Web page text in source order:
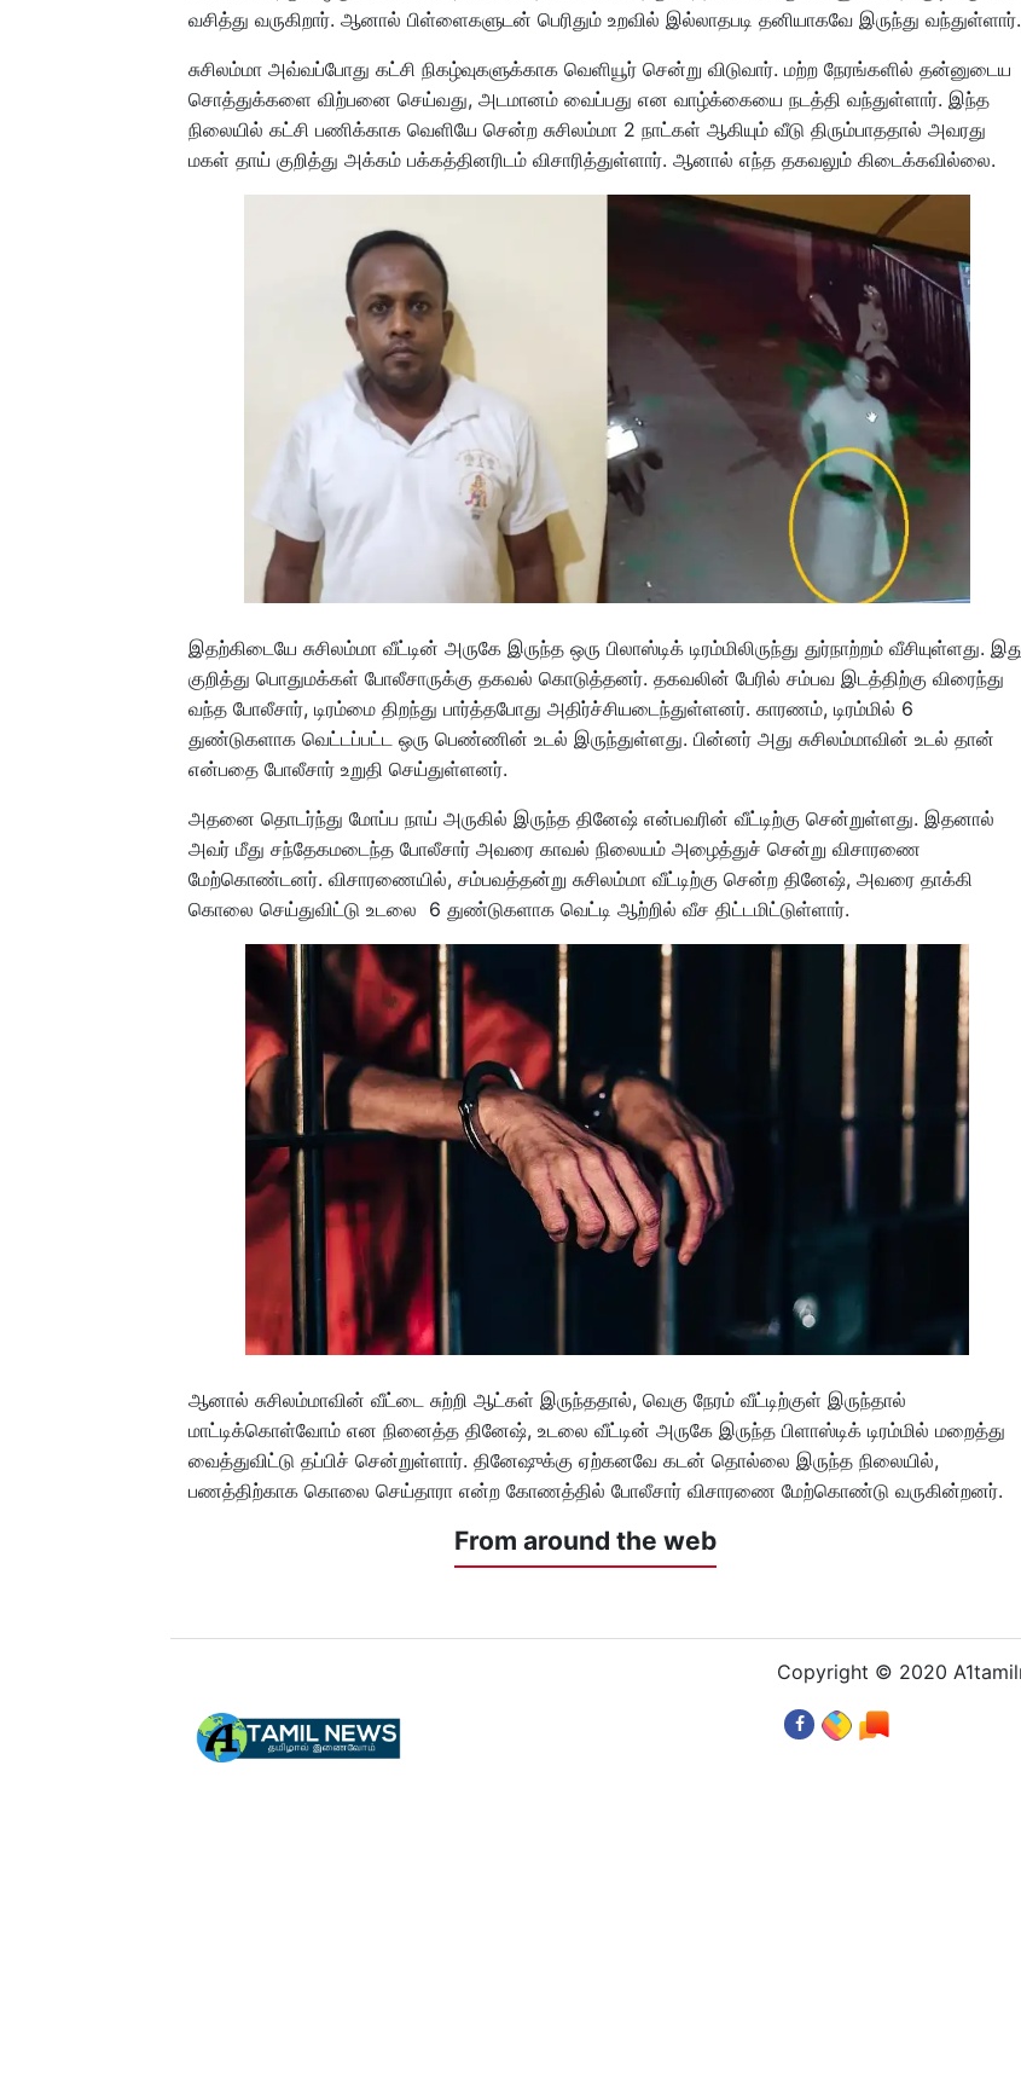
வசித்து வருகிறார். ஆனால் பிள்ளைகளுடன் பெரிதும் உறவில் இல்லாதபடி தனியாகவே இருந்து வந்துள்ளார்.
சுசிலம்மா அவ்வப்போது கட்சி நிகழ்வுகளுக்காக வெளியூர் சென்று விடுவார். மற்ற நேரங்களில் தன்னுடைய
சொத்துக்களை விற்பனை செய்வது, அடமானம் வைப்பது என வாழ்க்கையை நடத்தி வந்துள்ளார். இந்த
நிலையில் கட்சி பணிக்காக வெளியே சென்ற சுசிலம்மா 2 நாட்கள் ஆகியும் வீடு திரும்பாததால் அவரது
மகள் தாய் குறித்து அக்கம் பக்கத்தினரிடம் விசாரித்துள்ளார். ஆனால் எந்த தகவலும் கிடைக்கவில்லை.
இதற்கிடையே சுசிலம்மா வீட்டின் அருகே இருந்த ஒரு பிலாஸ்டிக் டிரம்மிலிருந்து துர்நாற்றம் வீசியுள்ளது.
குறித்து பொதுமக்கள் போலீசாருக்கு தகவல் கொடுத்தனர். தகவலின் பேரில் சம்பவ இடத்திற்கு விரைந்து
வந்த போலீசார், டிரம்மை திறந்து பார்த்தபோது அதிர்ச்சியடைந்துள்ளனர். காரணம், டிரம்மில் 6
துண்டுகளாக வெட்டப்பட்ட ஒரு பெண்ணின் உடல் இருந்துள்ளது. பின்னர் அது சுசிலம்மாவின் உடல் தான்
என்பதை போலீசார் உறுதி செய்துள்ளனர்.
அதனை தொடர்ந்து மோப்ப நாய் அருகில் இருந்த தினேஷ் என்பவரின் வீட்டிற்கு சென்றுள்ளது. இதனால்
அவர் மீது சந்தேகமடைந்த போலீசார் அவரை காவல் நிலையம் அழைத்துச் சென்று விசாரணை
மேற்கொண்டனர். விசாரணையில், சம்பவத்தன்று சுசிலம்மா வீட்டிற்கு சென்ற தினேஷ், அவரை தாக்கி
கொலை செய்துவிட்டு உடலை 6 துண்டுகளாக வெட்டி ஆற்றில் வீச திட்டமிட்டுள்ளார்.
ஆனால் சுசிலம்மாவின் வீட்டை சுற்றி ஆட்கள் இருந்ததால், வெகு நேரம் வீட்டிற்குள் இருந்தால்
மாட்டிக்கொள்வோம் என நினைத்த தினேஷ், உடலை வீட்டின் அருகே இருந்த பிளாஸ்டிக் டிரம்மில் மறைத்து
வைத்துவிட்டு தப்பிச் சென்றுள்ளார். தினேஷுக்கு ஏற்கனவே கடன் தொல்லை இருந்த நிலையில்,
பணத்திற்காக கொலை செய்தாரா என்ற கோணத்தில் போலீசார் விசாரணை மேற்கொண்டு வருகின்றனர்.
From around the web
Copyright © 2020